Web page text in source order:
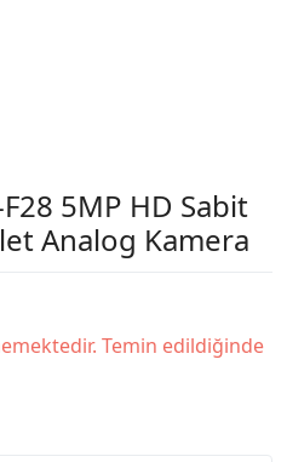
5MP HD Sabit
Analog Kamera
Temin edildiğinde